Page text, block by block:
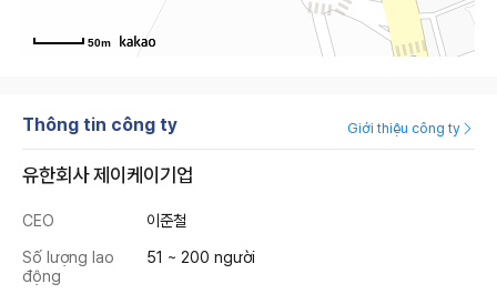
50m
Thông tin công ty Giới thiệu công ty
유한회사 제이케이기업
CEO
이준철
Số lượng lao
động
51 ~ 200 người